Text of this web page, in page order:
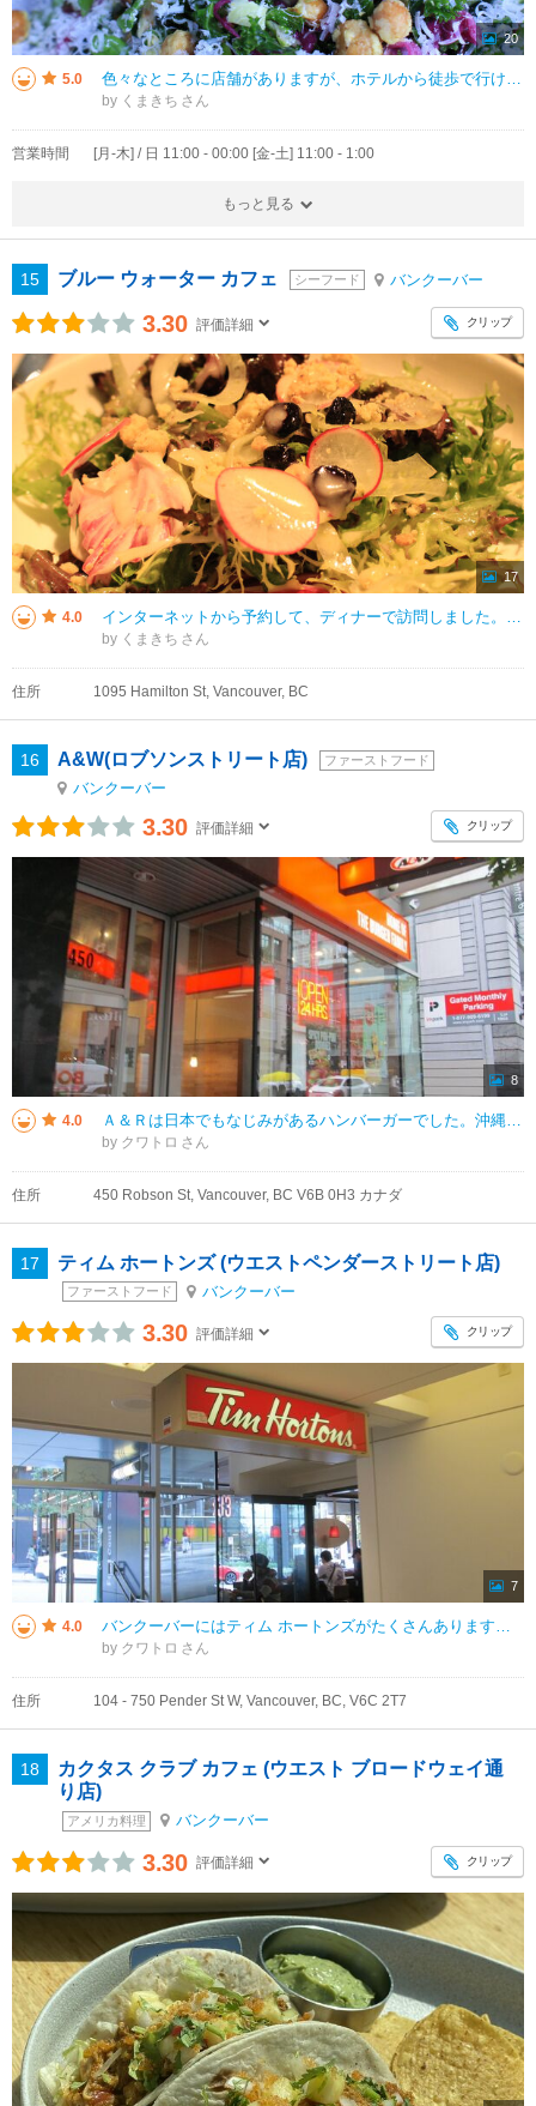
20
5.0 色々なところに店舗がありますが、ホテルから徒歩で行ける、こちらの店舗に行きました。 ランチの時間に予約して訪問しました。開店と同時に入ったので、人は少なかったですが、お昼の時間帯になると、次々と人がきて、満席に近い状
by くまきち
営業時間 [月-木] / 日 11:00 - 00:00 [金-土] 11:00 - 1:00
もっと見る
15 ブルー ウォーター カフェ シーフード バンクーバー
3.30 評価詳細 クリップ
17
4.0 インターネットから予約して、ディナーで訪問しました。店内はにぎわっており、人気のあるお店でした。シーフードが有名なお店でしたが、シーフード関連の注文はホタテのグリルのみにしました。そのほかは、アルバータ牛のステーキとサラダ
by くまきち
住所 1095 Hamilton St, Vancouver, BC
16 A&W(ロブソンストリート店) ファーストフード
バンクーバー
3.30 評価詳細 クリップ
8
4.0 Ａ＆Ｒは日本でもなじみがあるハンバーガーでした。沖縄に行ったときに利用しますが、バンクーバーの街でも見かけて入ってみました。入りやすく、円安のご時世なのでコスト的にも助かりました。飲み物はさすがに大きく日本のＡ＆Ｒの１．５
by クワトロ
住所 450 Robson St, Vancouver, BC V6B 0H3 カナダ
17 ティム ホートンズ (ウエストペンダーストリート店)
ファーストフード バンクーバー
3.30 評価詳細 クリップ
7
4.0 バンクーバーにはティム ホートンズがたくさんあります。コーヒー、ドーナツ、ベーグル、サンドイッチなどが購入できます。最初は蜂蜜ドーナツを試しました。甘すぎず、ペストリーはかなり歯ごたえがありました。コーヒーやカプチーノもお
by クワトロ
住所 104 - 750 Pender St W, Vancouver, BC, V6C 2T7
18
カクタス クラブ カフェ (ウエスト ブロードウェイ通
り店)
アメリカ料理 バンクーバー
3.30 評価詳細 クリップ